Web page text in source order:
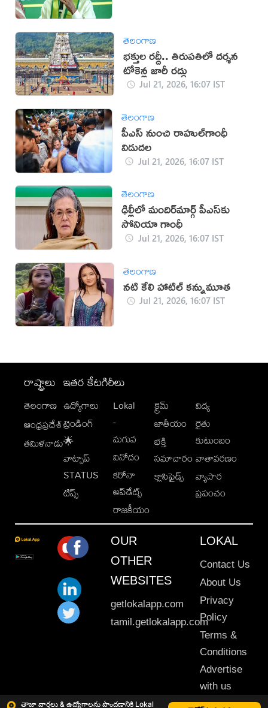
తాజా వార్తలు & ఉద్యోగాలను పొందడానికి Lokal
తెలంగాణ
భక్తుల రద్దీ.. తిరుపతిలో దర్శన
టోకెన్ల జారీ రద్దు
Jul 21, 2026, 16:07 IST
తెలంగాణ
పీఎస్‌ నుంచి రాహుల్‌గాంధీ
విడుదల
Jul 21, 2026, 16:07 IST
తెలంగాణ
ఢిల్లీలో మందిర్‌మార్గ్‌ పీఎస్‌కు
సోనియా గాంధీ
Jul 21, 2026, 16:07 IST
తెలంగాణ
నటి కేలి హాటిల్ కన్నుమూత
Jul 21, 2026, 16:07 IST
రాష్ట్రాలు
తెలంగాణ
ఆంధ్రప్రదేశ్
తమిళనాడు
ఇతర కేటగిరీలు
ఉద్యోగాలు
ట్రెండింగ్
🌟
వాట్సాప్
STATUS
టిప్స్
Lokal
-
మగువ
వినోదం
కరోనా
అప్‌డేట్స్
రాజకీయం
క్రైమ్
జాతీయం
భక్తి
సమాచారం
క్లాసిఫైడ్స్
విద్య
రైతు
కుటుంబం
వాతావరణం
వ్యాపార
ప్రపంచం
OUR
OTHER
WEBSITES
getlokalapp.com
tamil.getlokalapp.com
LOKAL
Contact Us
About Us
Privacy
Policy
Terms &
Conditions
Advertise
with us
Sitemap